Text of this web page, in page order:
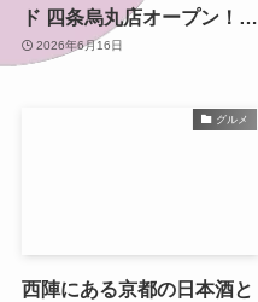
ド 四条烏丸店オープン！仕
事帰りに立ち寄りたくなる
2026年6月16日
グルメ
西陣にある京都の日本酒と